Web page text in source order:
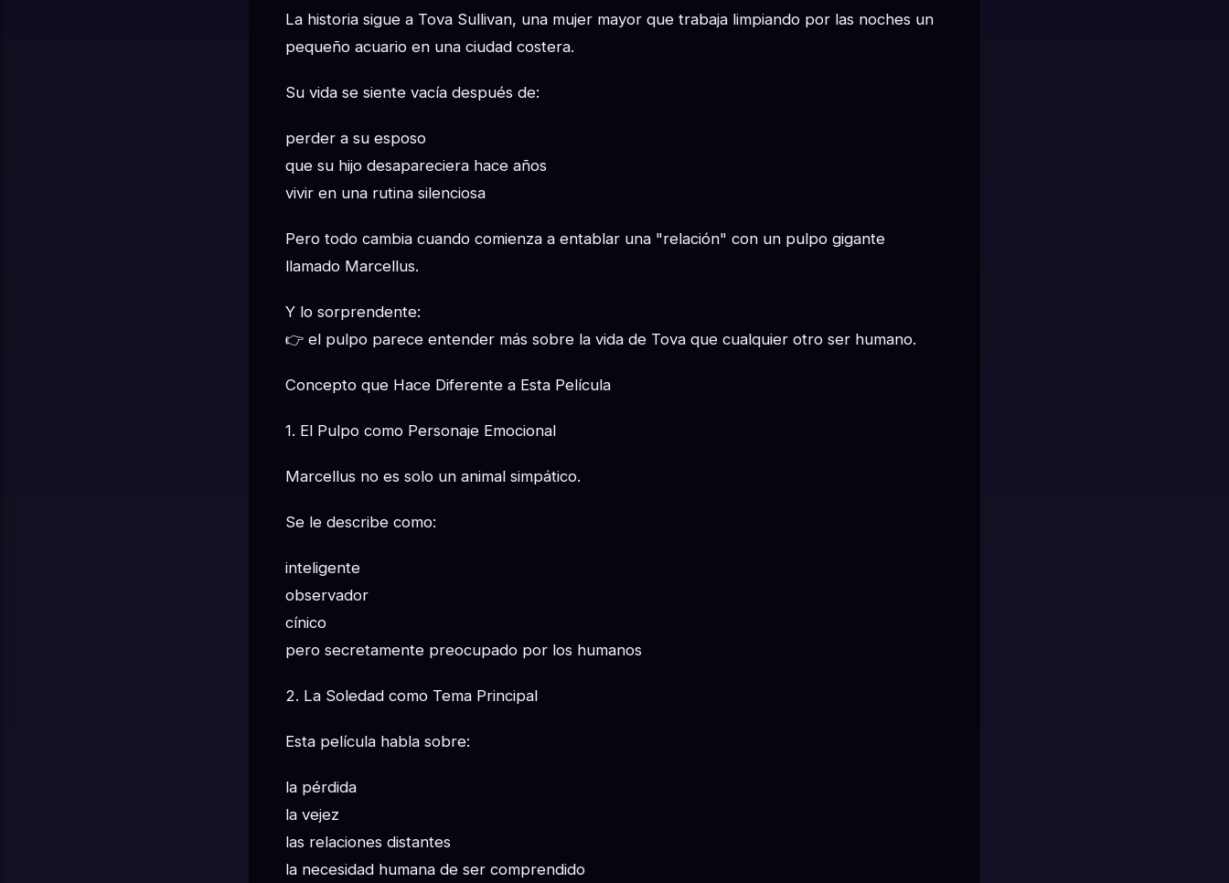
La historia sigue a Tova Sullivan, una mujer mayor que trabaja limpiando por las noches un
pequeño acuario en una ciudad costera.
Su vida se siente vacía después de:
perder a su esposo
que su hijo desapareciera hace años
vivir en una rutina silenciosa
Pero todo cambia cuando comienza a entablar una "relación" con un pulpo gigante
llamado Marcellus.
Y lo sorprendente:
👉 el pulpo parece entender más sobre la vida de Tova que cualquier otro ser humano.
Concepto que Hace Diferente a Esta Película
1. El Pulpo como Personaje Emocional
Marcellus no es solo un animal simpático.
Se le describe como:
inteligente
observador
cínico
pero secretamente preocupado por los humanos
2. La Soledad como Tema Principal
Esta película habla sobre:
la pérdida
la vejez
las relaciones distantes
la necesidad humana de ser comprendido